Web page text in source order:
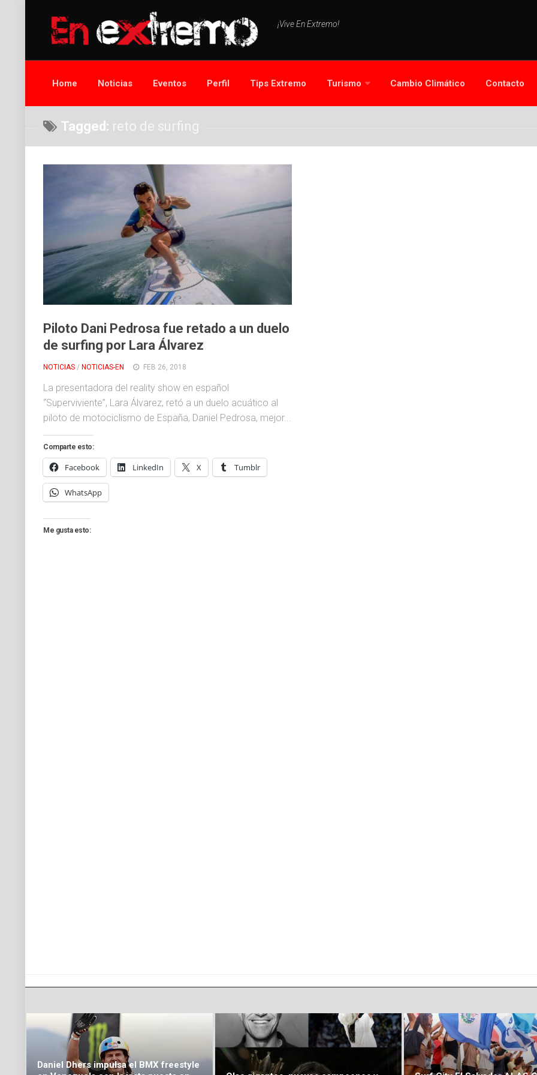
¡Vive En Extremo!
Home Noticias Eventos Perfil Tips Extremo Turismo Cambio Climático Contacto
Tagged: reto de surfing
Piloto Dani Pedrosa fue retado a un duelo
de surfing por Lara Álvarez
NOTICIAS / NOTICIAS-EN FEB 26, 2018
La presentadora del reality show en español
“Superviviente”, Lara Álvarez, retó a un duelo acuático al
piloto de motociclismo de España, Daniel Pedrosa, mejor...
Comparte esto:
Facebook LinkedIn X Tumblr
WhatsApp
Me gusta esto:
Daniel Dhers impulsa el BMX freestyle